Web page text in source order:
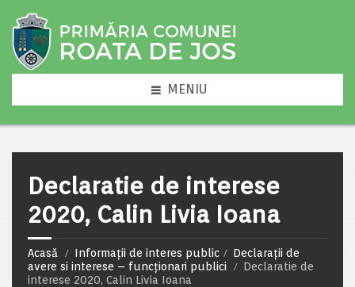
MENIU
Declaratie de interese
2020, Calin Livia Ioana
Acasă Informații de interes public
Declarații de
avere si interese – funcționari publici
Declaratie de
interese 2020, Calin Livia Ioana